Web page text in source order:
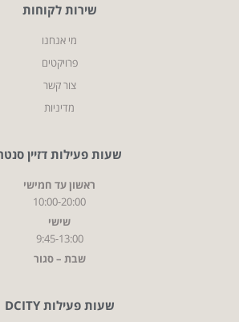
שירות לקוחות
מי אנחנו
פרויקטים
צור קשר
מדיניות
שעות פעילות דזיין סנטר
ראשון עד חמישי
10:00-20:00
שישי
9:45-13:00
שבת – סגור
שעות פעילות DCITY